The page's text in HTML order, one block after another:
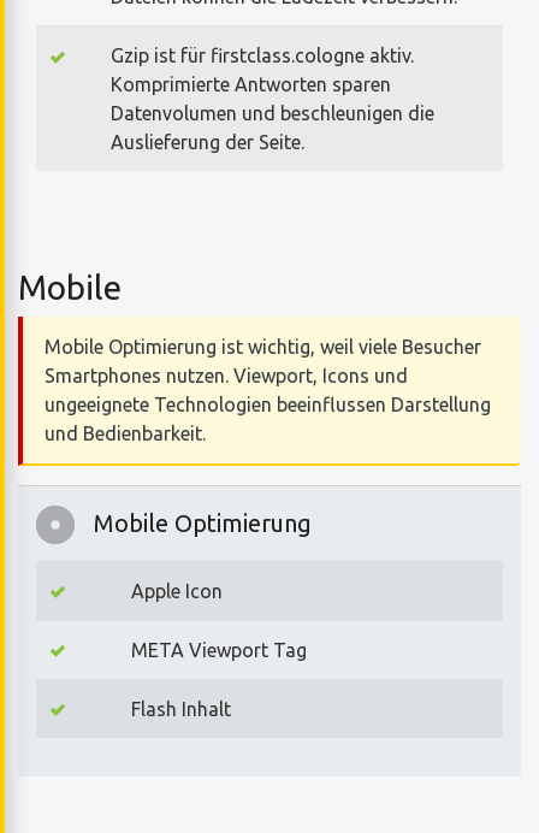
Gzip ist für firstclass.cologne aktiv.
Komprimierte Antworten sparen
Datenvolumen und beschleunigen die
Auslieferung der Seite.
Mobile
Mobile Optimierung ist wichtig, weil viele Besucher
Smartphones nutzen. Viewport, Icons und
ungeeignete Technologien beeinflussen Darstellung
und Bedienbarkeit.
Mobile Optimierung
Apple Icon
META Viewport Tag
Flash Inhalt